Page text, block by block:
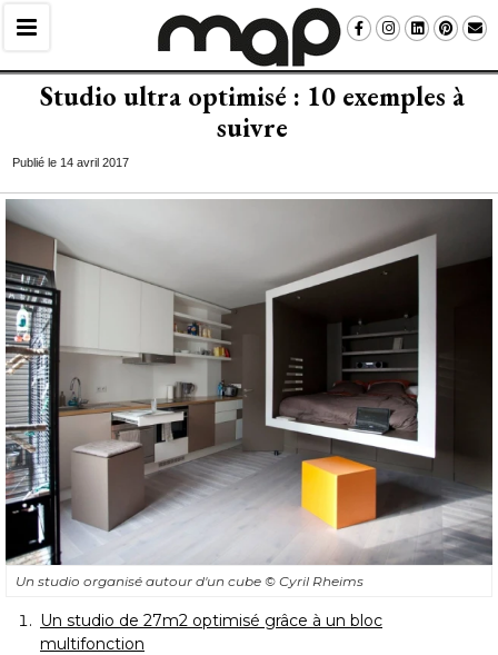
Studio ultra optimisé : 10 exemples à
suivre
Publié le 14 avril 2017
Un studio organisé autour d'un cube © Cyril Rheims
Un studio de 27m2 optimisé grâce à un bloc
multifonction